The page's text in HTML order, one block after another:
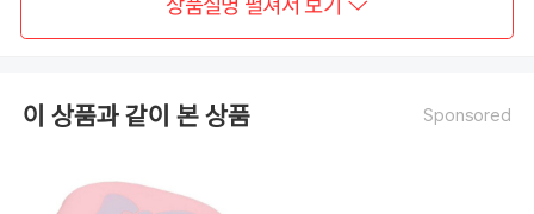
상품설명 펼쳐서 보기
이 상품과 같이 본 상품 Sponsored